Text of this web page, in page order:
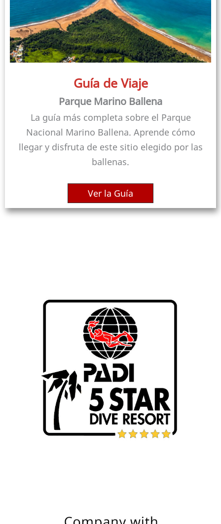
Guía de Viaje
Parque Marino Ballena
La guía más completa sobre el Parque
Nacional Marino Ballena. Aprende cómo
llegar y disfruta de este sitio elegido por las
ballenas.
Ver la Guía